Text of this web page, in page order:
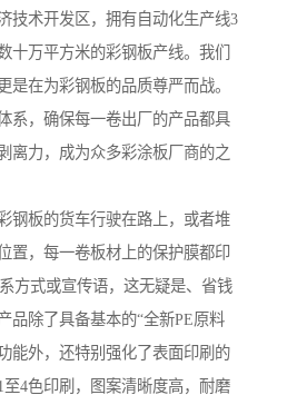
技术开发区，拥有自动化生产线3
十万平方米的彩钢板产线。我们
是在为彩钢板的品质尊严而战。
系，确保每一卷出厂的产品都具
离力，成为众多彩涂板厂商的之
钢板的货车行驶在路上，或者堆
置，每一卷板材上的保护膜都印
方式或宣传语，这无疑是、省钱
品除了具备基本的“全新PE原料
能外，还特别强化了表面印刷的
4色印刷，图案清晰度高，耐磨